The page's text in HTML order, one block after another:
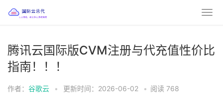
腾讯云国际版CVM注册与代充值性价比
指南！！！
作者： 谷歌云 • 更新时间：2026-06-02 • 阅读 768